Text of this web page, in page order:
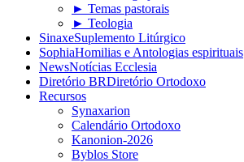
► Temas pastorais
► Teologia
SinaxeSuplemento Litúrgico
SophiaHomilias e Antologias espirituais
NewsNotícias Ecclesia
Diretório BRDiretório Ortodoxo
Recursos
Synaxarion
Calendário Ortodoxo
Kanonion-2026
Byblos Store